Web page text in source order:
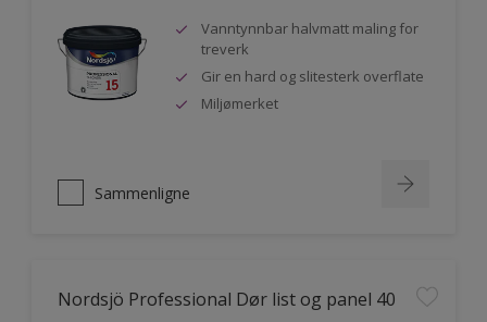
Vanntynnbar halvmatt maling for
treverk
Gir en hard og slitesterk overflate
Miljømerket
Sammenligne
Nordsjö Professional Dør list og panel 40